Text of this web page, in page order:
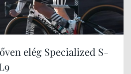
elég Specialized S-